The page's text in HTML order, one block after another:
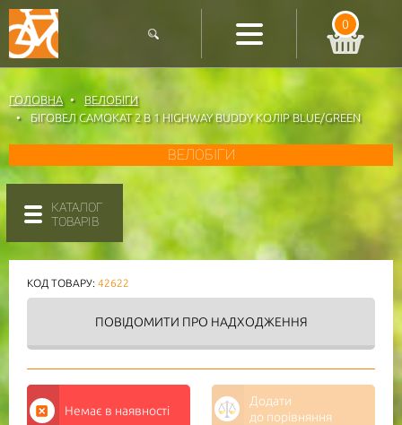
0
ГОЛОВНА
ВЕЛОБІГИ
БІГОВЕЛ САМОКАТ 2 В 1 HIGHWAY BUDDY КОЛІР BLUE/GREEN
ВЕЛОБІГИ
КАТАЛОГ
ТОВАРІВ
КОД ТОВАРУ: 42622
ПОВІДОМИТИ ПРО НАДХОДЖЕННЯ
Немає в наявності
Додати
до порівняння